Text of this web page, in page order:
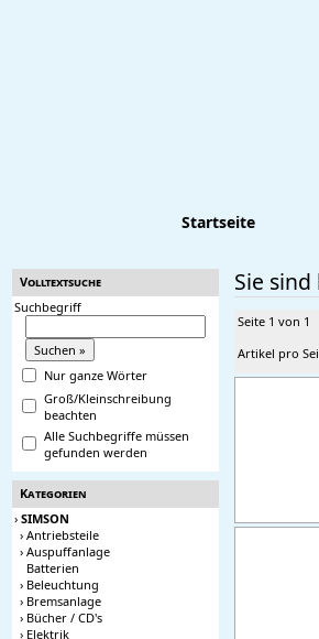
Startseite
Volltextsuche
Suchbegriff
Nur ganze Wörter
Groß/Kleinschreibung
beachten
Alle Suchbegriffe müssen
gefunden werden
Kategorien
› SIMSON
› Antriebsteile
› Auspuffanlage
Batterien
› Beleuchtung
› Bremsanlage
› Bücher / CD's
› Elektrik
Sie sind
Seite 1 von 1
Artikel pro